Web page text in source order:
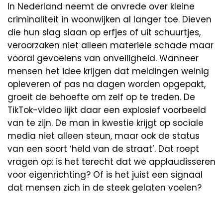
In Nederland neemt de onvrede over kleine
criminaliteit in woonwijken al langer toe. Dieven
die hun slag slaan op erfjes of uit schuurtjes,
veroorzaken niet alleen materiële schade maar
vooral gevoelens van onveiligheid. Wanneer
mensen het idee krijgen dat meldingen weinig
opleveren of pas na dagen worden opgepakt,
groeit de behoefte om zelf op te treden. De
TikTok-video lijkt daar een explosief voorbeeld
van te zijn. De man in kwestie krijgt op sociale
media niet alleen steun, maar ook de status
van een soort ‘held van de straat’. Dat roept
vragen op: is het terecht dat we applaudisseren
voor eigenrichting? Of is het juist een signaal
dat mensen zich in de steek gelaten voelen?